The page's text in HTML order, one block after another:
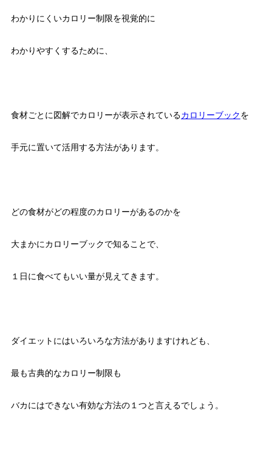
わかりにくいカロリー制限を視覚的に
わかりやすくするために、
食材ごとに図解でカロリーが表示されているカロリーブックを
手元に置いて活用する方法があります。
どの食材がどの程度のカロリーがあるのかを
大まかにカロリーブックで知ることで、
１日に食べてもいい量が見えてきます。
ダイエットにはいろいろな方法がありますけれども、
最も古典的なカロリー制限も
バカにはできない有効な方法の１つと言えるでしょう。